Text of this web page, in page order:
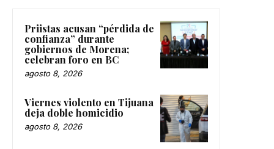
Priistas acusan “pérdida de
confianza” durante
gobiernos de Morena;
celebran foro en BC
agosto 8, 2026
Viernes violento en Tijuana
deja doble homicidio
agosto 8, 2026